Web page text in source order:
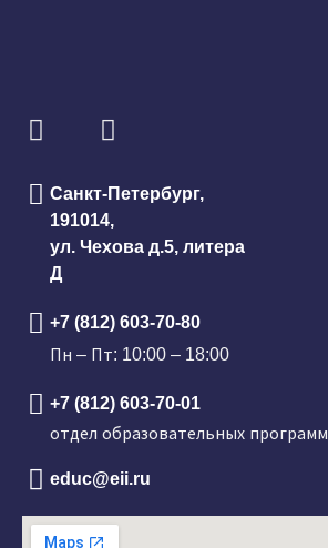
Санкт-Петербург,
191014,
ул. Чехова д.5, литера
Д
+7 (812) 603-70-80
Пн – Пт: 10:00 – 18:00
+7 (812) 603-70-01
отдел образовательных программ
educ@eii.ru